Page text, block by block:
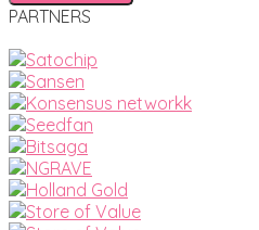
PARTNERS